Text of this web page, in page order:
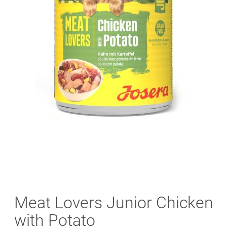
to
the
beginning
Meat Lovers Junior Chicken
with Potato